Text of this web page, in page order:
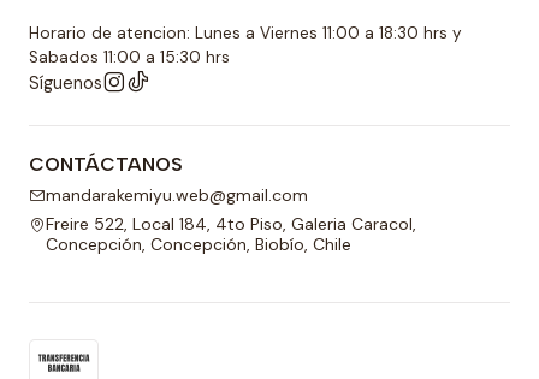
Horario de atencion: Lunes a Viernes 11:00 a 18:30 hrs y
Sabados 11:00 a 15:30 hrs
Síguenos
CONTÁCTANOS
mandarakemiyu.web@gmail.com
Freire 522, Local 184, 4to Piso, Galeria Caracol,
Concepción, Concepción, Biobío, Chile